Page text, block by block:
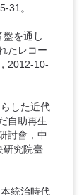
31。
を通し
たレコー
2012-10-
した近代
自助再生
討會，中
研究院臺
統治時代